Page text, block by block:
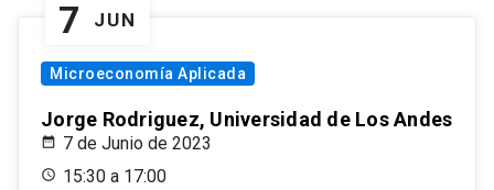
7 JUN
Microeconomía Aplicada
Jorge Rodriguez, Universidad de Los Andes
7 de Junio de 2023
15:30 a 17:00